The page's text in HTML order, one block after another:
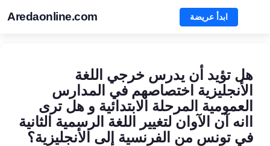
Aredaonline.com ابدأ عريضة
هل تؤيد أن يدرس خرجي اللغة
الأنجليزية اختصاصهم في المدارس
العمومية المرحلة الابتدائية و هل ترى
اانه آن الآوان لتغيير اللغة الرسمية الثانية
في تونس من الفرنسية إلى الأنجليزية؟